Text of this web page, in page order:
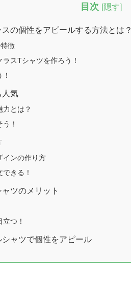
目次 [隠す]
の個性をアピールする方法とは？
徴
スTシャツを作ろう！
人気
力とは？
！
インの作り方
きる！
ツのメリット
つ！
ャツで個性をアピール